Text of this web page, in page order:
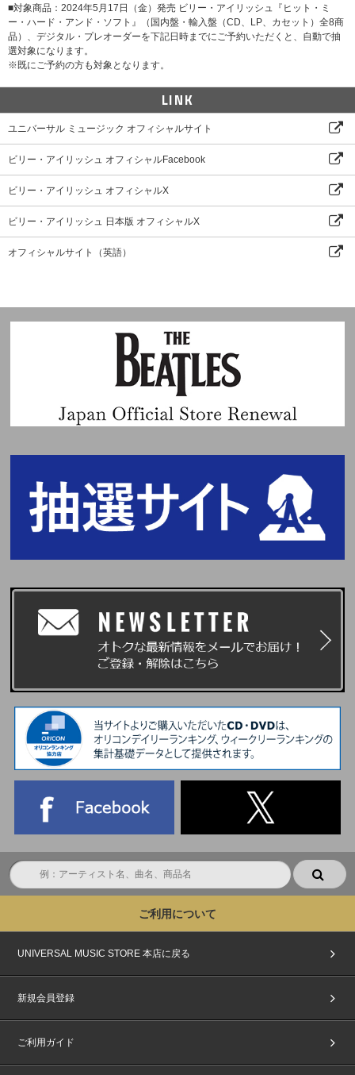
■対象商品：2024年5月17日（金）発売 ビリー・アイリッシュ『ヒット・ミ
ー・ハード・アンド・ソフト』（国内盤・輸入盤（CD、LP、カセット）全8商
品）、デジタル・プレオーダーを下記日時までにご予約いただくと、自動で抽
選対象になります。
※既にご予約の方も対象となります。
LINK
ユニバーサル ミュージック オフィシャルサイト
ビリー・アイリッシュ オフィシャルFacebook
ビリー・アイリッシュ オフィシャルX
ビリー・アイリッシュ 日本版 オフィシャルX
オフィシャルサイト（英語）
ご利用について
UNIVERSAL MUSIC STORE 本店に戻る
新規会員登録
ご利用ガイド